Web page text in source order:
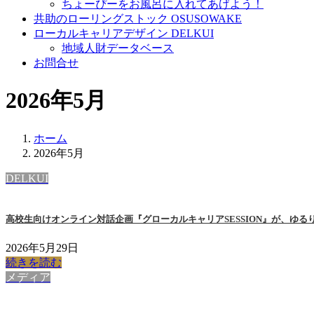
ちょーぴーをお風呂に入れてあげよう！
共助のローリングストック OSUSOWAKE
ローカルキャリアデザイン DELKUI
地域人財データベース
お問合せ
2026年5月
ホーム
2026年5月
DELKUI
高校生向けオンライン対話企画『グローカルキャリアSESSION』が、ゆる
2026年5月29日
続きを読む
メディア